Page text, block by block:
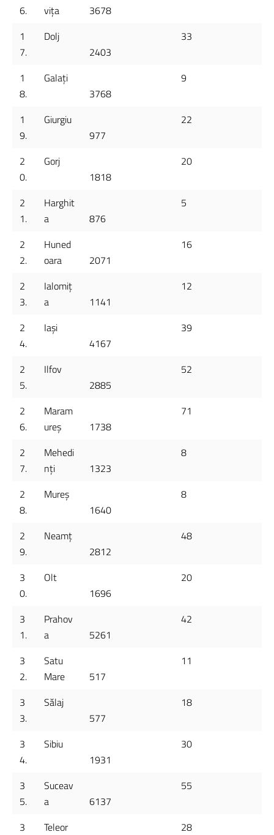
6.
vița
3678
1
7.
Dolj
2403
33
1
8.
Galați
3768
9
1
9.
Giurgiu
977
22
2
0.
Gorj
1818
20
2
1.
Harghit
a
876
5
2
2.
Huned
oara
2071
16
2
3.
Ialomiț
a
1141
12
2
4.
Iași
4167
39
2
5.
Ilfov
2885
52
2
6.
Maram
ureș
1738
71
2
7.
Mehedi
nți
1323
8
2
8.
Mureș
1640
8
2
9.
Neamț
2812
48
3
0.
Olt
1696
20
3
1.
Prahov
a
5261
42
3
2.
Satu
Mare
517
11
3
3.
Sălaj
577
18
3
4.
Sibiu
1931
30
3
5.
Suceav
a
6137
55
3
Teleor
28